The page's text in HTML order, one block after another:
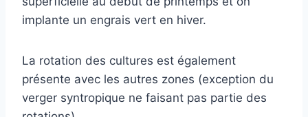
implante un engrais vert en hiver.
La rotation des cultures est également
présente avec les autres zones (exception du
verger syntropique ne faisant pas partie des